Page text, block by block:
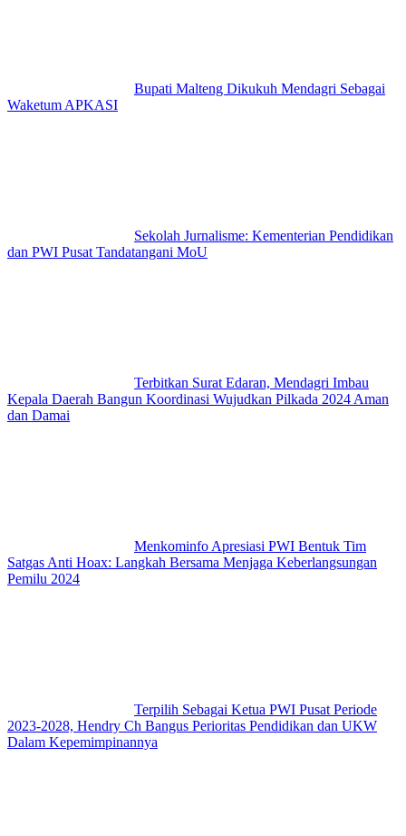
Bupati Malteng Dikukuh Mendagri Sebagai
Waketum APKASI
Sekolah Jurnalisme: Kementerian Pendidikan
dan PWI Pusat Tandatangani MoU
Terbitkan Surat Edaran, Mendagri Imbau
Kepala Daerah Bangun Koordinasi Wujudkan Pilkada 2024 Aman
dan Damai
Menkominfo Apresiasi PWI Bentuk Tim
Satgas Anti Hoax: Langkah Bersama Menjaga Keberlangsungan
Pemilu 2024
Terpilih Sebagai Ketua PWI Pusat Periode
2023-2028, Hendry Ch Bangus Perioritas Pendidikan dan UKW
Dalam Kepemimpinannya